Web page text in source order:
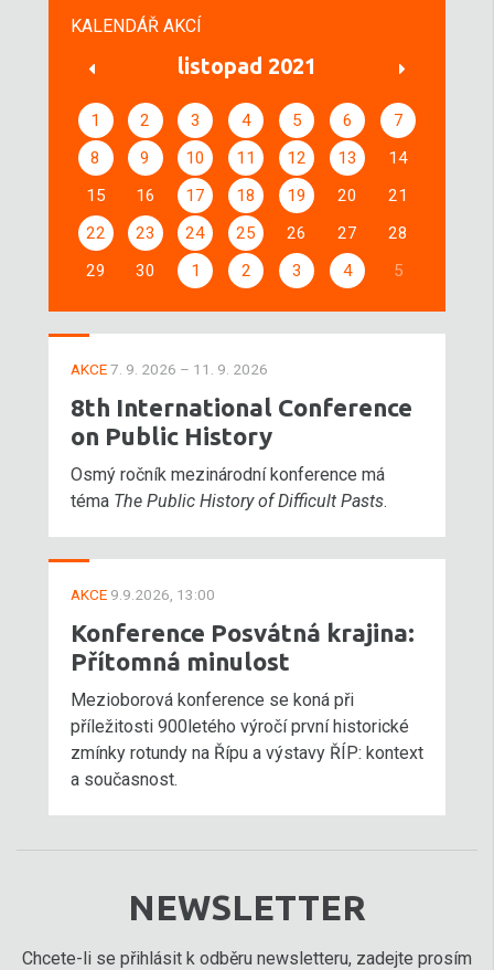
KALENDÁŘ AKCÍ
listopad 2021
1 2 3 4 5 6
7
8
9 10 11 12 13
14
15
16 17 18 19 20
21
22
23 24 25 26 27
28
29
30 1 2 3 4 5
AKCE7. 9. 2026 – 11. 9. 2026
8th International Conference
on Public History
Osmý ročník mezinárodní konference má
téma The Public History of Difficult Pasts.
AKCE 9.9.2026, 13:00
Konference Posvátná krajina:
Přítomná minulost
Mezioborová konference se koná při
příležitosti 900letého výročí první historické
zmínky rotundy na Řípu a výstavy ŘÍP: kontext
a současnost.
NEWSLETTER
Chcete-li se přihlásit k odběru newsletteru, zadejte prosím